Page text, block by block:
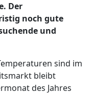
Der
noch gute
und
sind im
bleibt
des Jahres